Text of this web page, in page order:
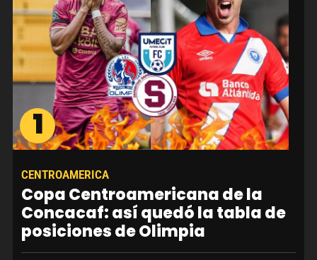
1
CENTROAMERICA
Copa Centroamericana de la
Concacaf: así quedó la tabla de
posiciones de Olimpia